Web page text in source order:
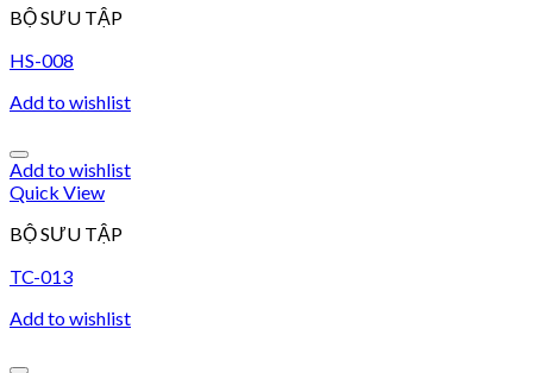
BỘ SƯU TẬP
HS-008
Add to wishlist
Add to wishlist
Quick View
BỘ SƯU TẬP
TC-013
Add to wishlist